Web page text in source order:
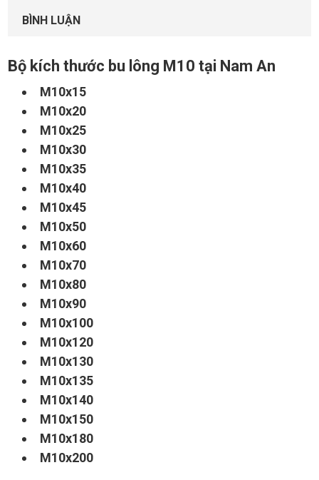
BÌNH LUẬN
Bộ kích thước bu lông M10 tại Nam An
M10x15
M10x20
M10x25
M10x30
M10x35
M10x40
M10x45
M10x50
M10x60
M10x70
M10x80
M10x90
M10x100
M10x120
M10x130
M10x135
M10x140
M10x150
M10x180
M10x200